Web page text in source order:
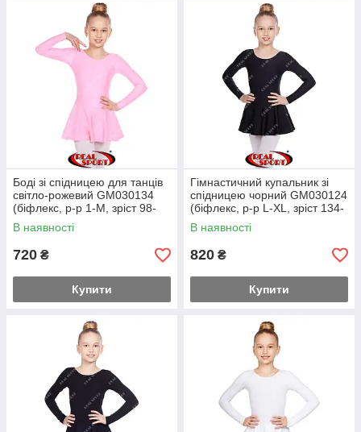
Боді зі спідницею для танців
світло-рожевий GM030134
(біфлекс, р-р 1-M, зріст 98-
134 см)
В наявності
720 ₴
Купити
Гімнастичний купальник зі
спідницею чорний GM030124
(біфлекс, р-р L-XL, зріст 134-
155 см)
В наявності
820 ₴
Купити